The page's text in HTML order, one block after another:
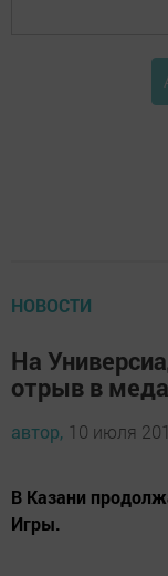
НОВОСТИ
На
отрыв в
автор, 10 июля
В Казани
Игры.